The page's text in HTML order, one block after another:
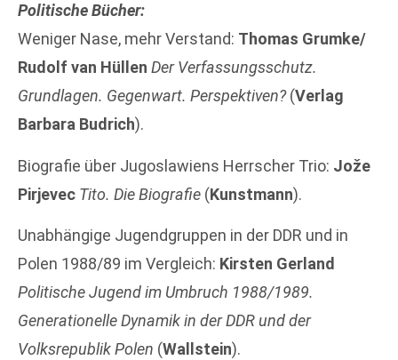
Politische Bücher:
Weniger Nase, mehr Verstand: Thomas Grumke/
Rudolf van Hüllen Der Verfassungsschutz.
Grundlagen. Gegenwart. Perspektiven?(Verlag
Barbara Budrich).
Biografie über Jugoslawiens Herrscher Trio: Jože
Pirjevec Tito. Die Biografie (Kunstmann).
Unabhängige Jugendgruppen in der DDR und in
Polen 1988/89 im Vergleich: Kirsten Gerland
Politische Jugend im Umbruch 1988/1989.
Generationelle Dynamik in der DDR und der
Volksrepublik Polen (Wallstein).